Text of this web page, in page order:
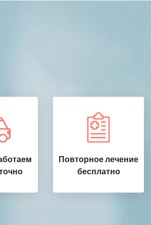
Повторное лечение
бесплатно